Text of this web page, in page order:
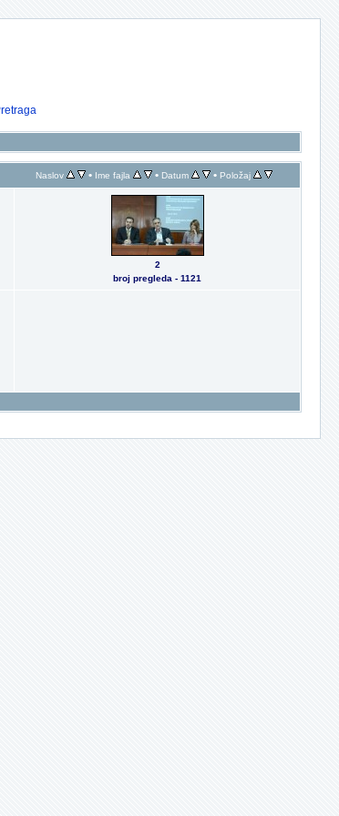
Naslov • Ime fajla • Datum • Položaj
2
broj pregleda - 1121